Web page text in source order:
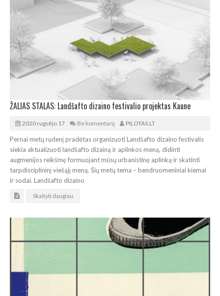
ŽALIAS STALAS: Landšafto dizaino festivalio projektas Kaune
2020 rugsėjo 17 Be komentarų PILOTAS.LT
Pernai metų rudenį pradėtas organizuoti Landšafto dizaino festivalis
siekia aktualizuoti landšafto dizainą ir aplinkos meną, didinti
augmenijos reikšmę formuojant mūsų urbanistinę aplinką ir skatinti
tarpdisciplininį viešąjį meną. Šių metų tema – bendruomeniniai kiemai
ir sodai. Landšafto dizaino
Skaityti daugiau